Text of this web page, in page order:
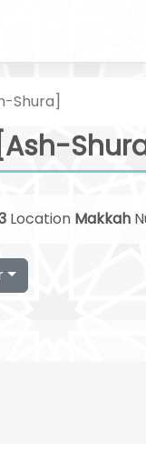
Shura]
Location Makkah